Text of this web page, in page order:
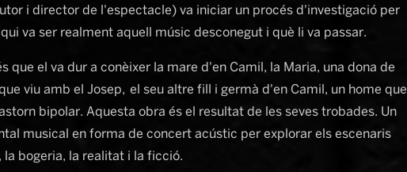
i director de l'espectacle) va iniciar un procés d'investigació per
va ser realment aquell músic desconegut i què li va passar.
que el va dur a conèixer la mare d'en Camil, la Maria, una dona de
viu amb el Josep, el seu altre fill i germà d'en Camil, un home que
bipolar. Aquesta obra és el resultat de les seves trobades. Un
musical en forma de concert acústic per explorar els escenaris
la bogeria, la realitat i la ficció.